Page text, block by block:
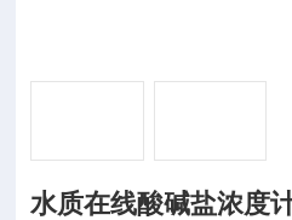
水质在线酸碱盐浓度